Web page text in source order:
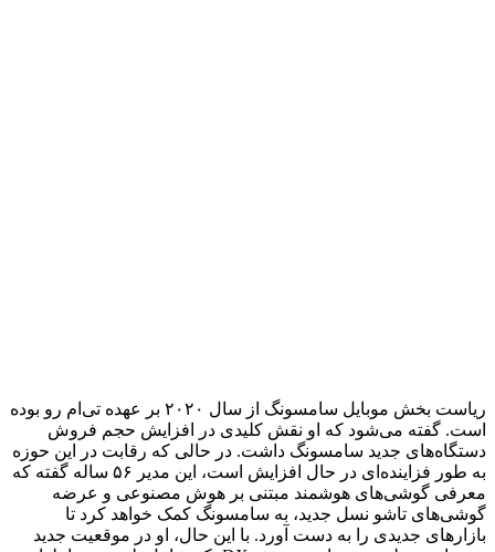
ریاست بخش موبایل سامسونگ از سال ۲۰۲۰ بر عهده تی‌ام رو بوده
است. گفته می‌شود که او نقش کلیدی در افزایش حجم فروش
دستگاه‌های جدید سامسونگ داشت. در حالی که رقابت در این حوزه
به طور فزاینده‌ای در حال افزایش است، این مدیر ۵۶ ساله گفته که
معرفی گوشی‌های هوشمند مبتنی بر هوش مصنوعی و عرضه
گوشی‌های تاشو نسل جدید، به سامسونگ کمک خواهد کرد تا
بازارهای جدیدی را به دست آورد. با این حال، او در موقعیت جدید